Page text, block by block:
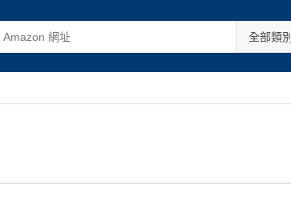
全部類別